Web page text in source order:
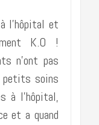
l’hôpital et
K.O !
n’ont pas
petits soins
à l’hôpital,
et a quand